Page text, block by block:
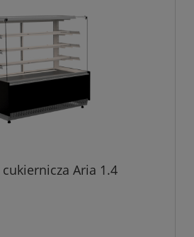
Aria 1.4